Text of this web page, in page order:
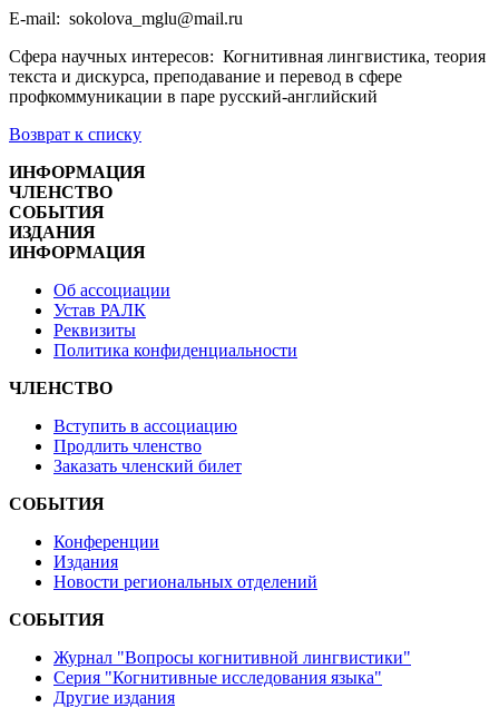
E-mail: sokolova_mglu@mail.ru
Сфера научных интересов: Когнитивная лингвистика, теория
текста и дискурса, преподавание и перевод в сфере
профкоммуникации в паре русский-английский
Возврат к списку
ИНФОРМАЦИЯ
ЧЛЕНСТВО
СОБЫТИЯ
ИЗДАНИЯ
ИНФОРМАЦИЯ
Об ассоциации
Устав РАЛК
Реквизиты
Политика конфиденциальности
ЧЛЕНСТВО
Вступить в ассоциацию
Продлить членство
Заказать членский билет
СОБЫТИЯ
Конференции
Издания
Новости региональных отделений
СОБЫТИЯ
Журнал "Вопросы когнитивной лингвистики"
Серия "Когнитивные исследования языка"
Другие издания